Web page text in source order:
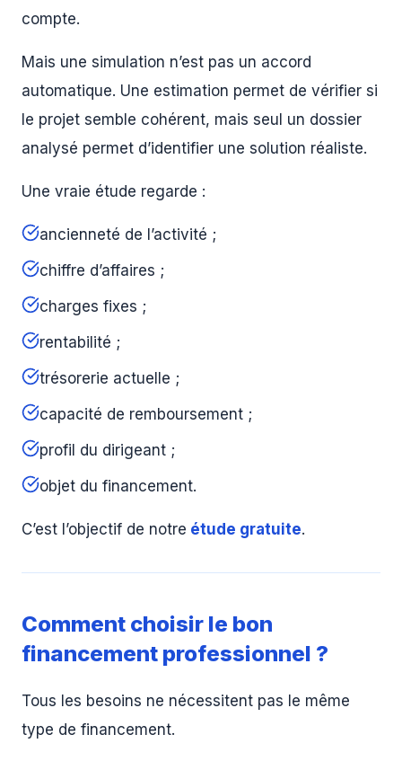
compte.
Mais une simulation n’est pas un accord
automatique. Une estimation permet de vérifier si
le projet semble cohérent, mais seul un dossier
analysé permet d’identifier une solution réaliste.
Une vraie étude regarde :
ancienneté de l’activité ;
chiffre d’affaires ;
charges fixes ;
rentabilité ;
trésorerie actuelle ;
capacité de remboursement ;
profil du dirigeant ;
objet du financement.
C’est l’objectif de notre étude gratuite.
Comment choisir le bon
financement professionnel ?
Tous les besoins ne nécessitent pas le même
type de financement.